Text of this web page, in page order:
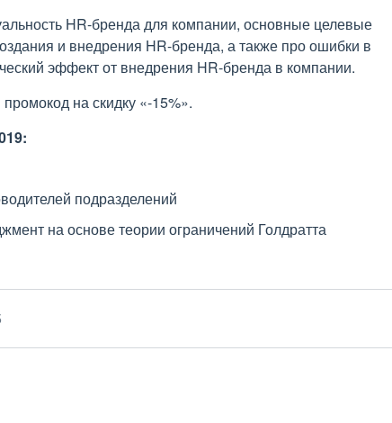
HR-бренда для компании, основные целевые
и внедрения HR-бренда, а также про ошибки в
эффект от внедрения HR-бренда в компании.
на скидку «-15%».
подразделений
на основе теории ограничений Голдратта